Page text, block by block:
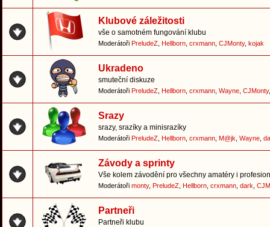
Klubové záležitosti
vše o samotném fungování klubu
Moderátoři PreludeZ Hellborn crxmann CJMonty, kojak
Ukradeno
smuteční diskuze
Moderátoři PreludeZ Hellborn crxmann Wayne CJMonty
Srazy
srazy, srazíky a minisrazíky
Moderátoři PreludeZ Hellborn crxmann M@jk Wayne
Závody a sprinty
Vše kolem závodění pro všechny amatéry i
Moderátoři monty, PreludeZ Hellborn crxmann dark
Partneři
Partneři klubu